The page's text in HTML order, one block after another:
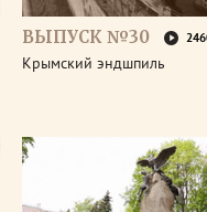
ВЫПУСК №30
Крымский эндшпиль